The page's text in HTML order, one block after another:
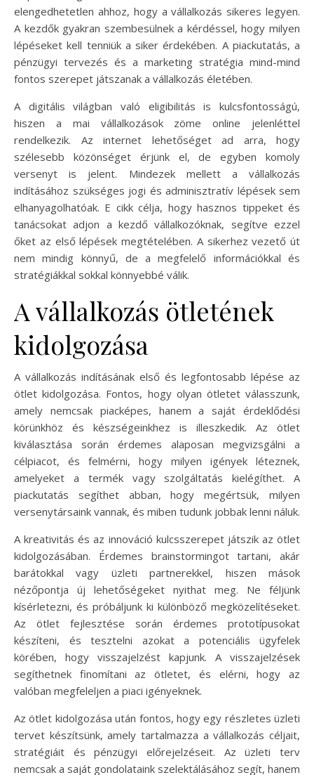
elengedhetetlen ahhoz, hogy a vállalkozás sikeres legyen.
A kezdők gyakran szembesülnek a kérdéssel, hogy milyen
lépéseket kell tenniük a siker érdekében. A piackutatás, a
pénzügyi tervezés és a marketing stratégia mind-mind
fontos szerepet játszanak a vállalkozás életében.
A digitális világban való eligibilitás is kulcsfontosságú,
hiszen a mai vállalkozások zöme online jelenléttel
rendelkezik. Az internet lehetőséget ad arra, hogy
szélesebb közönséget érjünk el, de egyben komoly
versenyt is jelent. Mindezek mellett a vállalkozás
indításához szükséges jogi és adminisztratív lépések sem
elhanyagolhatóak. E cikk célja, hogy hasznos tippeket és
tanácsokat adjon a kezdő vállalkozóknak, segítve ezzel
őket az első lépések megtételében. A sikerhez vezető út
nem mindig könnyű, de a megfelelő információkkal és
stratégiákkal sokkal könnyebbé válik.
A vállalkozás ötletének
kidolgozása
A vállalkozás indításának első és legfontosabb lépése az
ötlet kidolgozása. Fontos, hogy olyan ötletet válasszunk,
amely nemcsak piacképes, hanem a saját érdeklődési
körünkhöz és készségeinkhez is illeszkedik. Az ötlet
kiválasztása során érdemes alaposan megvizsgálni a
célpiacot, és felmérni, hogy milyen igények léteznek,
amelyeket a termék vagy szolgáltatás kielégíthet. A
piackutatás segíthet abban, hogy megértsük, milyen
versenytársaink vannak, és miben tudunk jobbak lenni náluk.
A kreativitás és az innováció kulcsszerepet játszik az ötlet
kidolgozásában. Érdemes brainstormingot tartani, akár
barátokkal vagy üzleti partnerekkel, hiszen mások
nézőpontja új lehetőségeket nyithat meg. Ne féljünk
kísérletezni, és próbáljunk ki különböző megközelítéseket.
Az ötlet fejlesztése során érdemes prototípusokat
készíteni, és tesztelni azokat a potenciális ügyfelek
körében, hogy visszajelzést kapjunk. A visszajelzések
segíthetnek finomítani az ötletet, és elérni, hogy az
valóban megfeleljen a piaci igényeknek.
Az ötlet kidolgozása után fontos, hogy egy részletes üzleti
tervet készítsünk, amely tartalmazza a vállalkozás céljait,
stratégiáit és pénzügyi előrejelzéseit. Az üzleti terv
nemcsak a saját gondolataink szelektálásához segít, hanem